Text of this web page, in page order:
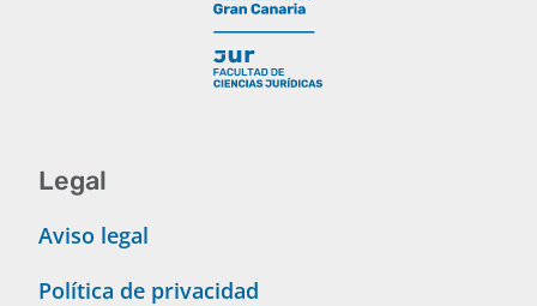
Legal
Aviso legal
Política de privacidad